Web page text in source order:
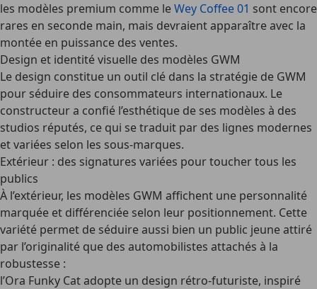
les modèles premium comme leWey Coffee 01 sont encore
rares en seconde main, mais devraient apparaître avec la
montée en puissance des ventes.
Design et identité visuelle des modèles GWM
Le design constitue un outil clé dans la stratégie de GWM
pour séduire des consommateurs internationaux. Le
constructeur a confié l’esthétique de ses modèles à des
studios réputés, ce qui se traduit par des lignes modernes
et variées selon les sous-marques.
Extérieur : des signatures variées pour toucher tous les
publics
À l’extérieur, les modèles GWM affichent une personnalité
marquée et différenciée selon leur positionnement. Cette
variété permet de séduire aussi bien un public jeune attiré
par l’originalité que des automobilistes attachés à la
robustesse :
l’Ora Funky Cat adopte un design rétro-futuriste, inspiré